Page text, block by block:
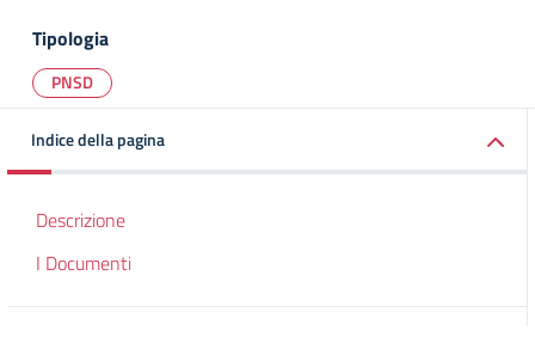
Tipologia
PNSD
Indice della pagina
Descrizione
I Documenti